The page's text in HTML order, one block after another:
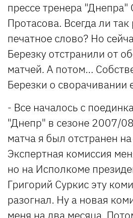
прессе тренера "Днепра"
Протасова. Всегда ли
печатное слово? Но
Березку отстранили от
матчей. А потом…
Березки о сворачивании
- Все началось с
"Днепр" в сезоне 2007/
матча я был отстранен
Экспертная комиссия
но на Исполкоме
Григорий Суркис эту
разогнал. Ну а новая
меня на два месяца.